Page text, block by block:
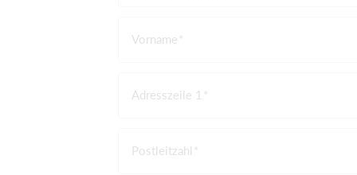
Vorname
Adresszeile 1
Postleitzahl